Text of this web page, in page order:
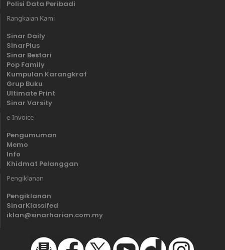
Polisi Data Peribadi
Rangkaian Kami
Sinar Daily
SinarPlus
Sinar Bestari
Pop Family
Kumpulan Karangkraf
Grup Buku
Ultimate Print
Sinar Varsity
e-Invoice
Pengumuman
Memo
Info
Khidmat Pelanggan
Pengiklanan
Pengiklanan
SinarKlassifed
iklan@sinarharian.com.my